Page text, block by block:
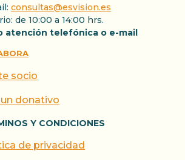
consultas@esvision.es
de 10:00 a 14:00 hrs.
atención telefónica o e-mail
socio
un donativo
Y CONDICIONES
de privacidad